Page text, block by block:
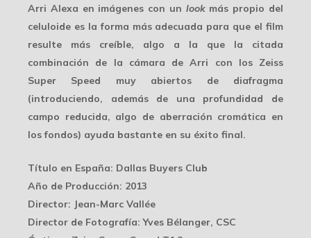
Arri Alexa en imágenes con un lookmás propio del
celuloide es la forma más adecuada para que el film
resulte más creíble, algo a la que la citada
combinación de la cámara de Arri con los Zeiss
Super Speed muy abiertos de diafragma
(introduciendo, además de una profundidad de
campo reducida, algo de aberración cromática en
los fondos) ayuda bastante en su éxito final.
Título en España: Dallas Buyers Club
Año de Producción: 2013
Director: Jean-Marc Vallée
Director de Fotografía: Yves Bélanger, CSC